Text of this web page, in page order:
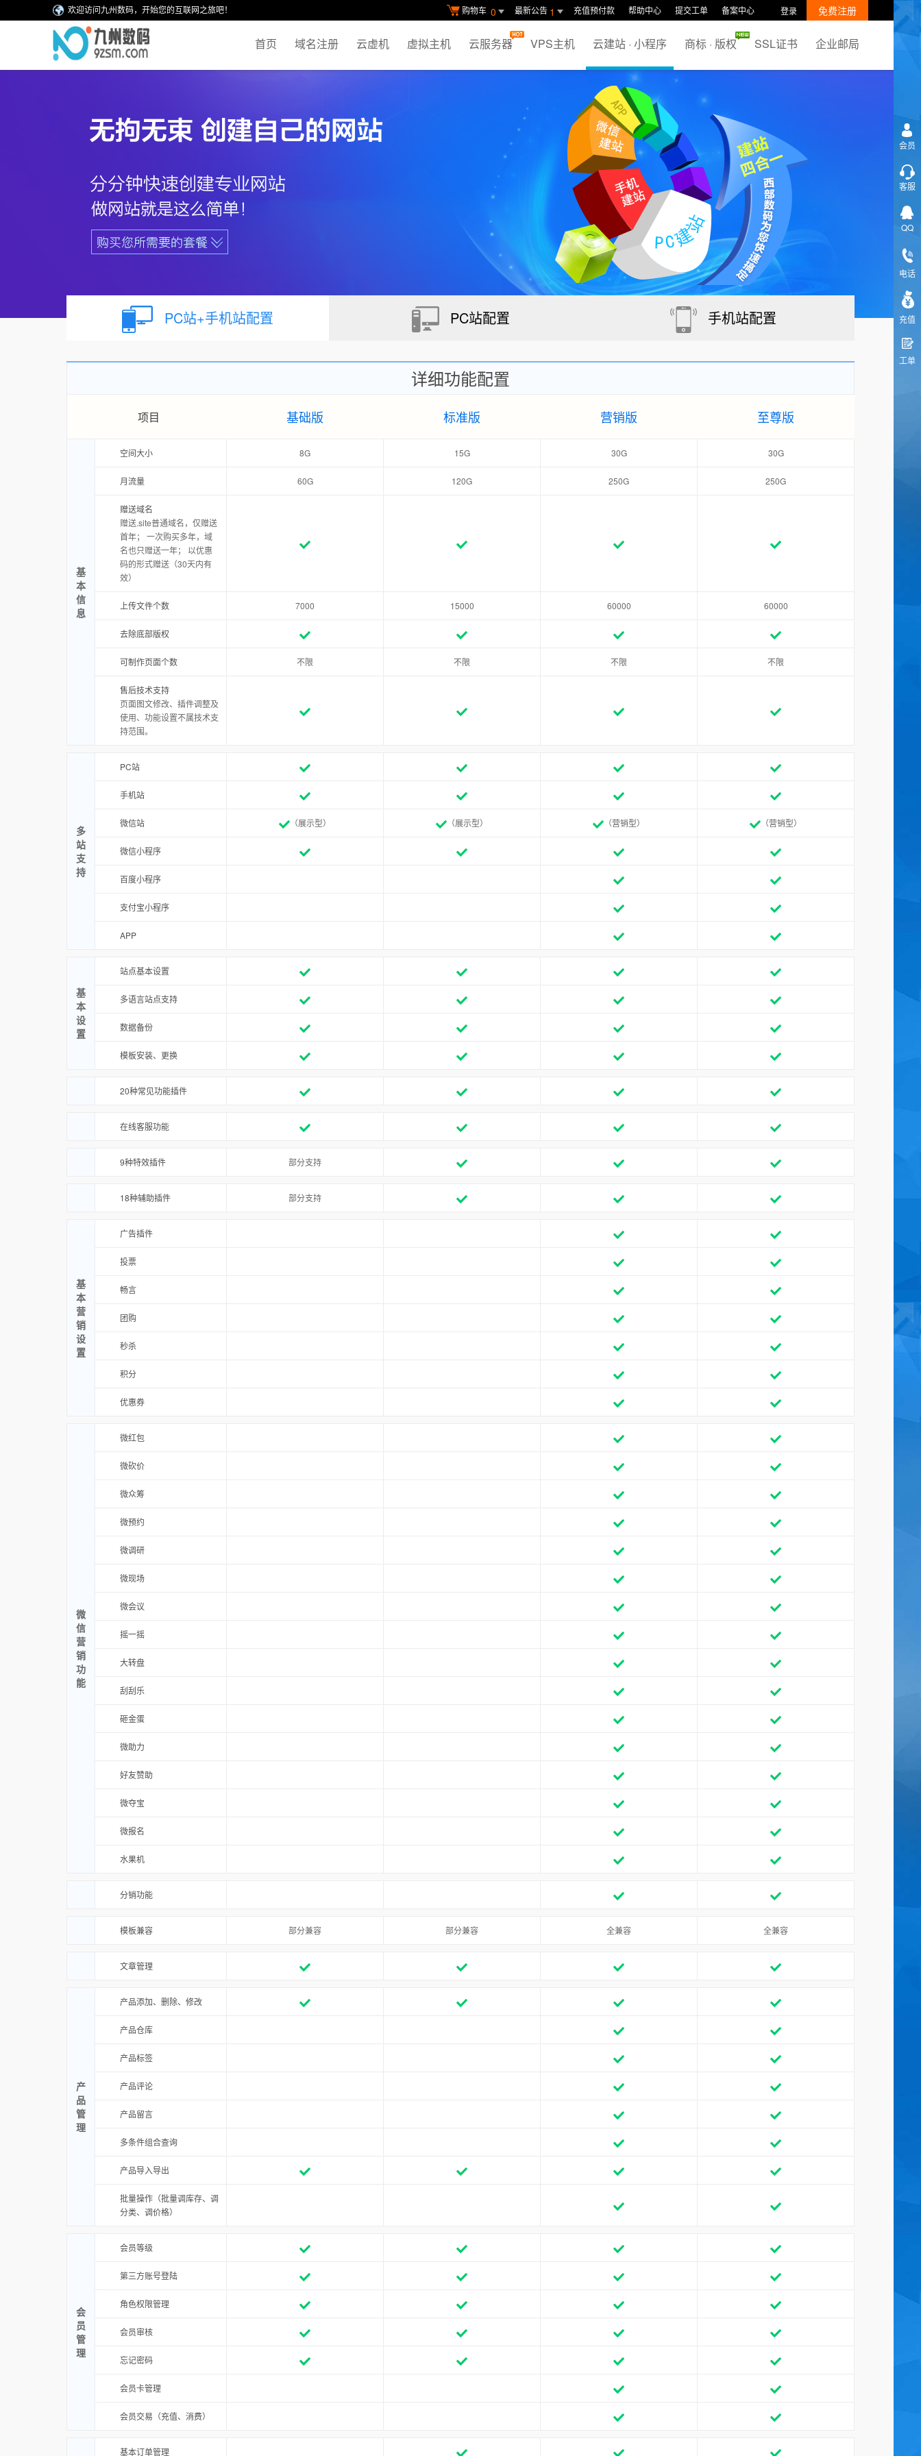
购物车 0 最新公告 1 充值预付款 帮助中心 提交工单 备案中心 登录 免费注册
欢迎访问九州数码，开始您的互联网之旅吧！
首页 域名注册 云虚机 虚拟主机 云服务器 VPS主机 云建站 · 小程序 商标 · 版权 SSL证书 企业邮局
PC站+手机站配置 PC站配置 手机站配置
详细功能配置
项目 基础版 标准版 营销版 至尊版
基
本
信
息
空间大小 8G 15G 30G 30G
月流量 60G 120G 250G 250G
赠送域名
赠送.site普通域名，仅赠送
首年； 一次购买多年，域
名也只赠送一年； 以优惠
码的形式赠送（30天内有
效）
上传文件个数 7000 15000 60000 60000
去除底部版权
可制作页面个数 不限 不限 不限 不限
售后技术支持
页面图文修改、插件调整及
使用、功能设置不属技术支
持范围。
多
站
支
持
PC站
手机站
微信站 （展示型） （展示型） （营销型） （营销型）
微信小程序
百度小程序
支付宝小程序
APP
基
本
设
置
站点基本设置
多语言站点支持
数据备份
模板安装、更换
20种常见功能插件
在线客服功能
9种特效插件 部分支持
18种辅助插件 部分支持
基
本
营
销
设
置
广告插件
投票
畅言
团购
秒杀
积分
优惠券
微
信
营
销
功
能
微红包
微砍价
微众筹
微预约
微调研
微现场
微会议
摇一摇
大转盘
刮刮乐
砸金蛋
微助力
好友赞助
微夺宝
微报名
水果机
分销功能
模板兼容 部分兼容 部分兼容 全兼容 全兼容
文章管理
产
品
管
理
产品添加、删除、修改
产品仓库
产品标签
产品评论
产品留言
多条件组合查询
产品导入导出
批量操作（批量调库存、调
分类、调价格）
会
员
管
理
会员等级
第三方账号登陆
角色权限管理
会员审核
忘记密码
会员卡管理
会员交易（充值、消费）
基本订单管理
会员
客服
QQ
电话
充值
工单